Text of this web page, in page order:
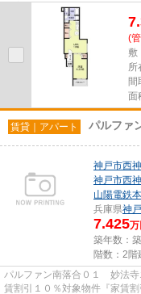
浴室乾燥機・ペットにつ...
(
敷
所
間
面
賃貸｜アパート パルファ
神戸市西
神戸市西
山陽電鉄
兵庫県神
7.425万
築年数：
階数：2階
パルファン南落合０１ 妙法
賃割引１０％対象物件『家賃